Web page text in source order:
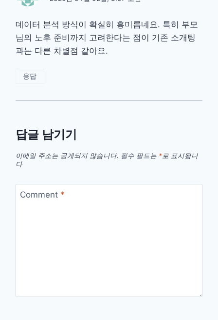
데이터 분석 방식이 확실히 흥미롭네요. 특히 부모
님의 노후 준비까지 고려한다는 점이 기존 소개팅
과는 다른 차별점 같아요.
응답
답글 남기기
이메일 주소는 공개되지 않습니다. 필수 필드는 *로 표시됩니
다
Comment *